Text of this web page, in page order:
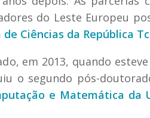
do Leste Europeu
Ciências da República
em 2013, quando
o segundo pós-
e Matemática da